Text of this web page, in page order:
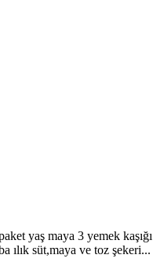
yaş maya 3 yemek kaşığı
ılık süt,maya ve toz şekeri...